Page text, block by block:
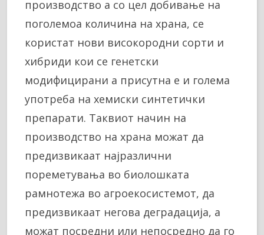
производство а со цел добивање на
поголемоа количина на храна, се
користат нови високородни сорти и
хибриди кои се генетски
модифицирани а присутна е и голема
употреба на хемиски синтетички
препарати. Таквиот начин на
производство на храна можат да
предизвикаат најразлични
пореметувања во биолошката
рамнотежа во агроекосистемот, да
предизвикаат негова деградација, а
можат посредни или непосредно да го